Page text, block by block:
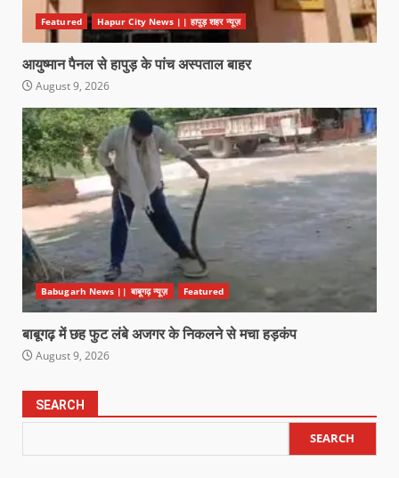
Featured Hapur City News || हापुड़ शहर न्यूज़
आयुष्मान पैनल से हापुड़ के पांच अस्पताल बाहर
August 9, 2026
Babugarh News || बाबूगढ़ न्यूज़ Featured
बाबूगढ़ में छह फुट लंबे अजगर के निकलने से मचा हड़कंप
August 9, 2026
SEARCH
SEARCH